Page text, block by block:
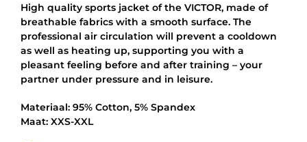
03600
H
aantal
High quality sports jacket of the VICTOR, made of
breathable fabrics with a smooth surface. The
professional air circulation will prevent a cooldown
as well as heating up, supporting you with a
pleasant feeling before and after training – your
partner under pressure and in leisure.
Materiaal: 95% Cotton, 5% Spandex
Maat: XXS-XXL